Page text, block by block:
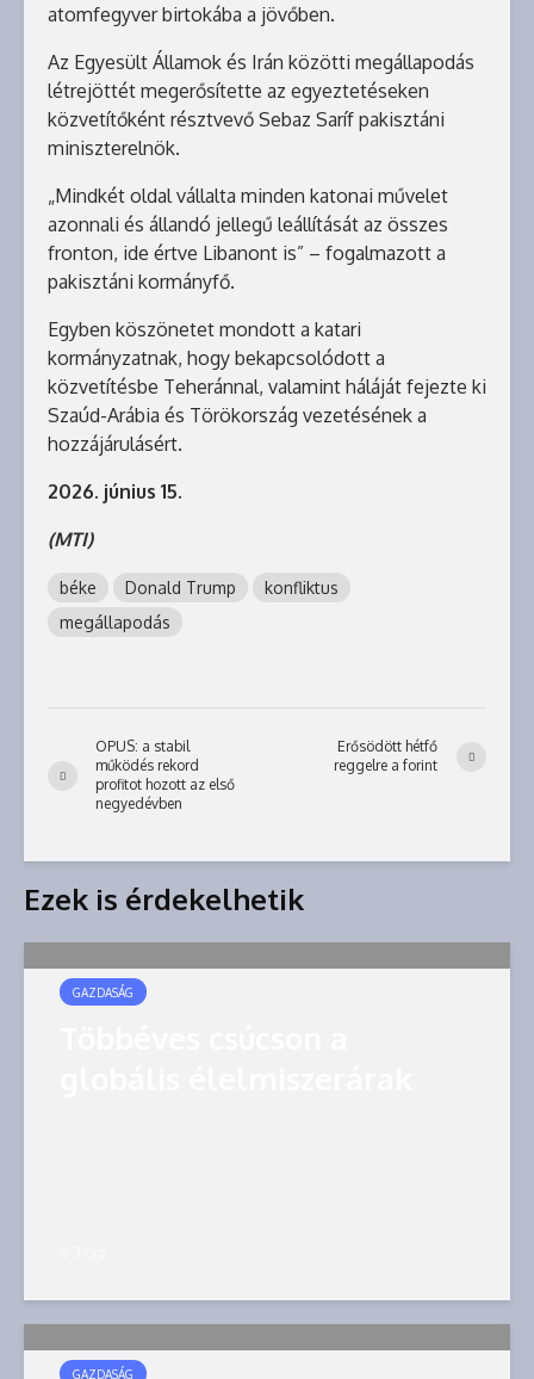
atomfegyver birtokába a jövőben.
Az Egyesült Államok és Irán közötti megállapodás
létrejöttét megerősítette az egyeztetéseken
közvetítőként résztvevő Sebaz Saríf pakisztáni
miniszterelnök.
„Mindkét oldal vállalta minden katonai művelet
azonnali és állandó jellegű leállítását az összes
fronton, ide értve Libanont is” – fogalmazott a
pakisztáni kormányfő.
Egyben köszönetet mondott a katari
kormányzatnak, hogy bekapcsolódott a
közvetítésbe Teheránnal, valamint háláját fejezte ki
Szaúd-Arábia és Törökország vezetésének a
hozzájárulásért.
2026. június 15.
(MTI)
béke Donald Trump
konfliktus
megállapodás
OPUS: a stabil
működés rekord
profitot hozott az első
negyedévben
Erősödött hétfő
reggelre a forint
Ezek is érdekelhetik
GAZDASÁG
GAZDASÁG